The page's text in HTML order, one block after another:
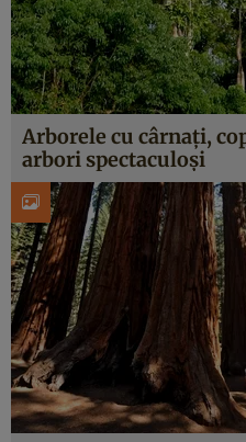
Arborele cu cârnaţi,
arbori spectaculoşi